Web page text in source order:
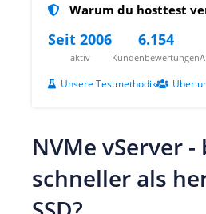
Warum du hosttest
Seit 2006
aktiv
6.154
Kundenbewertungen
Unsere Testmethodik Über
NVMe vServer
schneller als